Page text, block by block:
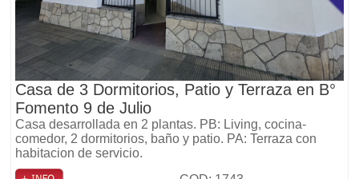
Casa de 3 Dormitorios, Patio y Terraza en B°
Fomento 9 de Julio
Casa desarrollada en 2 plantas. PB: Living, cocina-
comedor, 2 dormitorios, baño y patio. PA: Terraza con
habitacion de servicio.